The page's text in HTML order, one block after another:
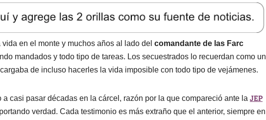
e
a
d
s
vida en el monte y muchos años al lado del comandante de las Farc
mandados y todo tipo de tareas. Los secuestrados lo recuerdan como un
de incluso hacerles la vida imposible con todo tipo de vejámenes.
a casi pasar décadas en la cárcel, razón por la que compareció ante la JEP
verdad. Cada testimonio es más extraño que el anterior, siempre en